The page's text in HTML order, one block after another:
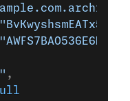
"AWFS7BAO536E6MXA"
,